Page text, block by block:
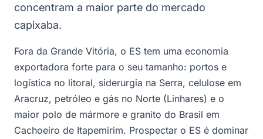
concentram a maior parte do mercado
capixaba.
Fora da Grande Vitória, o ES tem uma economia
exportadora forte para o seu tamanho: portos e
logística no litoral, siderurgia na Serra, celulose em
Aracruz, petróleo e gás no Norte (Linhares) e o
maior polo de mármore e granito do Brasil em
Cachoeiro de Itapemirim. Prospectar o ES é dominar